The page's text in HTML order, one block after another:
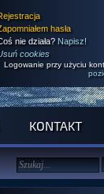
hasła
nie działa? Napisz!
cookies
Logowanie przy użyciu
KONTAKT